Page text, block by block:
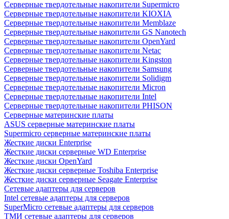
Cерверные твердотельные накопители Supermicro
Cерверные твердотельные накопители KIOXIA
Cерверные твердотельные накопители Memblaze
Cерверные твердотельные накопители GS Nanotech
Серверные твердотельные накопители OpenYard
Серверные твердотельные накопители Netac
Cерверные твердотельные накопители Kingston
Cерверные твердотельные накопители Samsung
Cерверные твердотельные накопители Solidigm
Cерверные твердотельные накопители Micron
Cерверные твердотельные накопители Intel
Cерверные твердотельные накопители PHISON
Серверные материнские платы
ASUS серверные материнские платы
Supermicro серверные материнские платы
Жесткие диски Enterprise
Жесткие диски серверные WD Enterprise
Жесткие диски OpenYard
Жесткие диски серверные Toshiba Enterprise
Жесткие диски серверные Seagate Enterprise
Сетевые адаптеры для серверов
Intel сетевые адаптеры для серверов
SuperMicro сетевые адаптеры для серверов
ТМИ сетевые адаптеры для серверов